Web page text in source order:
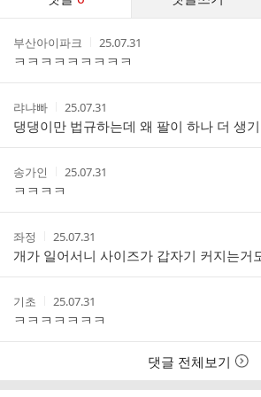
스
작
성
자
부산아이파크
작
성
시
간
25.07.31
ㅋㅋㅋㅋㅋㅋㅋㅋㅋ
작
성
자
랴냐빠
작
성
시
간
25.07.31
댕댕이만 법규하는데 왜 팔이 하나 더 생
작
성
자
송가인
작
간
25.07.31
ㅋㅋㅋㅋ
작
성
자
좌정
작
성
시
간
25.07.31
개가 일어서니 사이즈가 갑자기 커지는거
작
성
자
기초
작
성
시
간
25.07.31
ㅋㅋㅋㅋㅋㅋㅋ
댓글 전체보기